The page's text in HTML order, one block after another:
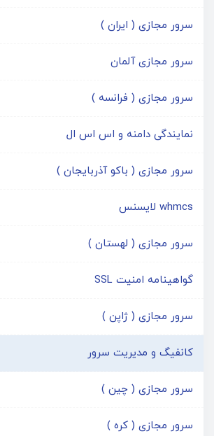
سرور مجازی ( ایران )
سرور مجازی آلمان
سرور مجازی ( فرانسه )
نمایندگی دامنه و اس اس ال
سرور مجازی ( باکو آذربایجان )
whmcs لایسنس
سرور مجازی ( لهستان )
گواهینامه امنیت SSL
سرور مجازی ( ژاپن )
کانفیگ و مدیریت سرور
سرور مجازی ( چین )
سرور مجازی ( کره )